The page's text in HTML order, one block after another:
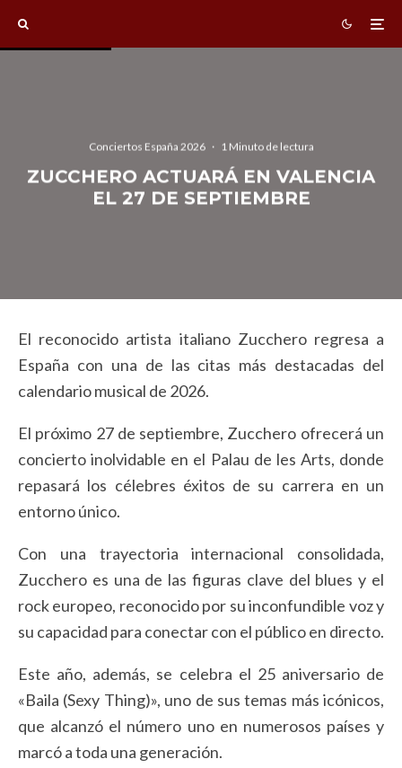
Conciertos España 2026 · 1 Minuto de lectura
ZUCCHERO ACTUARÁ EN VALENCIA
EL 27 DE SEPTIEMBRE
El reconocido artista italiano Zucchero regresa a
España con una de las citas más destacadas del
calendario musical de 2026.
El próximo 27 de septiembre, Zucchero ofrecerá un
concierto inolvidable en el Palau de les Arts, donde
repasará los célebres éxitos de su carrera en un
entorno único.
Con una trayectoria internacional consolidada,
Zucchero es una de las figuras clave del blues y el
rock europeo, reconocido por su inconfundible voz y
su capacidad para conectar con el público en directo.
Este año, además, se celebra el 25 aniversario de
«Baila (Sexy Thing)», uno de sus temas más icónicos,
que alcanzó el número uno en numerosos países y
marcó a toda una generación.